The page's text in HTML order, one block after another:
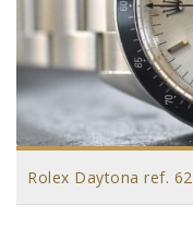
Rolex Daytona ref.